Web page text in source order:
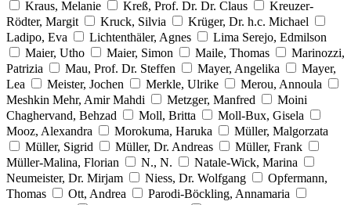
Kraus, Melanie
Kreß, Prof. Dr. Dr. Claus
Kreuzer-
Rödter, Margit
Kruck, Silvia
Krüger, Dr. h.c. Michael
Ladipo, Eva
Lichtenthäler, Agnes
Lima Serejo, Edmilson
Maier, Utho
Maier, Simon Maile, Thomas
Marinozzi,
Patrizia
Mau, Prof. Dr. Steffen Mayer, Angelika
Mayer,
Lea
Meister, Jochen Merkle, Ulrike
Merou, Annoula
Meshkin Mehr, Amir Mahdi
Metzger, Manfred
Moini
Chaghervand, Behzad
Moll, Britta
Moll-Bux, Gisela
Mooz, Alexandra
Morokuma, Haruka
Müller, Malgorzata
Müller, Sigrid
Müller, Dr. Andreas
Müller, Frank
Müller-Malina, Florian
N., N.
Natale-Wick, Marina
Neumeister, Dr. Mirjam
Niess, Dr. Wolfgang
Opfermann,
Thomas
Ott, Andrea
Parodi-Böckling, Annamaria